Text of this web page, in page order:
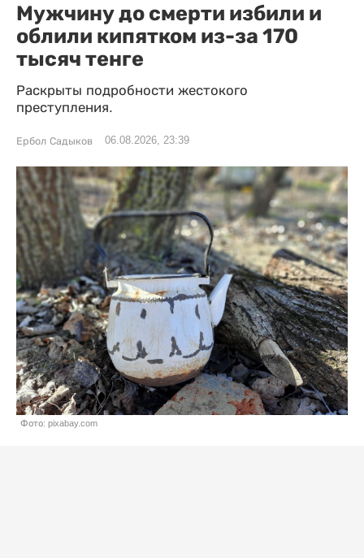
Мужчину до смерти избили и
облили кипятком из-за 170
тысяч тенге
Раскрыты подробности жестокого
преступления.
Ербол Садыков 06.08.2026, 23:39
Фото: pixabay.com